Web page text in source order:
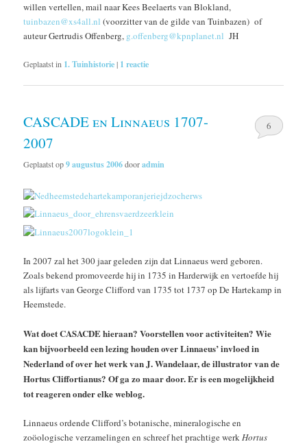
willen vertellen, mail naar Kees Beelaerts van Blokland,
tuinbazen@xs4all.nl (voorzitter van de gilde van Tuinbazen) of
auteur Gertrudis Offenberg, g.offenberg@kpnplanet.nl JH
Geplaatst in 1. Tuinhistorie| 1 reactie
CASCADE en Linnaeus 1707-
2007
Geplaatst op9 augustus 2006dooradmin
6
In 2007 zal het 300 jaar geleden zijn dat Linnaeus werd geboren.
Zoals bekend promoveerde hij in 1735 in Harderwijk en vertoefde hij
als lijfarts van George Clifford van 1735 tot 1737 op De Hartekamp in
Heemstede.
Wat doet CASACDE hieraan? Voorstellen voor activiteiten? Wie
kan bijvoorbeeld een lezing houden over Linnaeus’ invloed in
Nederland of over het werk van J. Wandelaar, de illustrator van de
Hortus Cliffortianus? Of ga zo maar door. Er is een mogelijkheid
tot reageren onder elke weblog.
Linnaeus ordende Clifford’s botanische, mineralogische en
zoöologische verzamelingen en schreef het prachtige werkHortus